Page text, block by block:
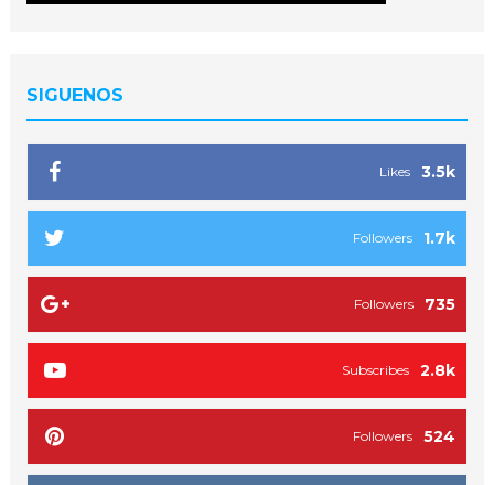
SIGUENOS
3.5k
Likes
1.7k
Followers
735
Followers
2.8k
Subscribes
524
Followers